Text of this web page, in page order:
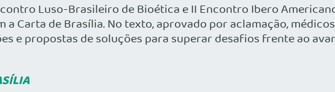
Luso-Brasileiro de Bioética e II Encontro Ibero
a Carta de Brasília. No texto, aprovado por aclamação,
e propostas de soluções para superar desafios frente ao